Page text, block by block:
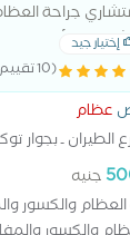
جراحة
الأطفالإختيار جيد
(10 تقييم)
عظام
الطيران ـ بجوار
جنيه
والكسور